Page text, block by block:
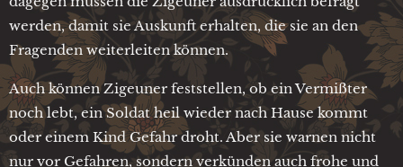
werden, damit sie Auskunft erhalten, die sie an den
Fragenden weiterleiten können.
Auch können Zigeuner feststellen, ob ein Vermißter
noch lebt, ein Soldat heil wieder nach Hause kommt
oder einem Kind Gefahr droht. Aber sie warnen nicht
nur vor Gefahren, sondern verkünden auch frohe und